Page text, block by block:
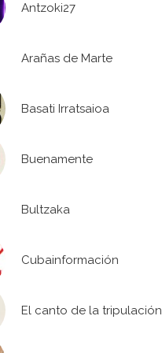
Antzoki27
Arañas de Marte
Basati Irratsaioa
Buenamente
Bultzaka
Cubainformación
El canto de la tripulación